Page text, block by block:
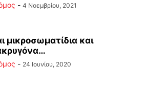
- 4 Νοεμβρίου, 2021
μικροσωματίδια και
- 24 Ιουνίου, 2020